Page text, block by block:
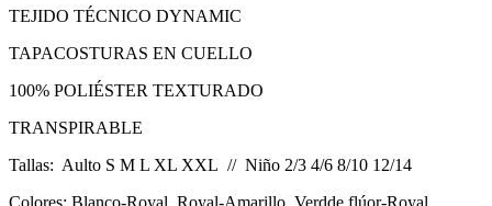
TEJIDO TÉCNICO DYNAMIC
TAPACOSTURAS EN CUELLO
100% POLIÉSTER TEXTURADO
TRANSPIRABLE
Tallas: Aulto S M L XL XXL // Niño 2/3 4/6 8/10 12/14
Colores: Blanco-Royal, Royal-Amarillo, Verdde flúor-Royal,